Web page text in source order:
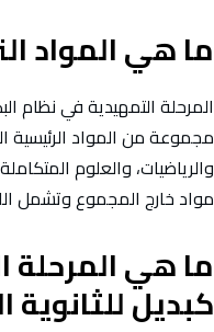
ما هي المواد
المرحلة التمهيدية في نظام
مجموعة من المواد الرئيسية
والرياضيات، والعلوم
مواد خارج المجموع وتشمل
ما هي المرحلة
كبديل للثانوية